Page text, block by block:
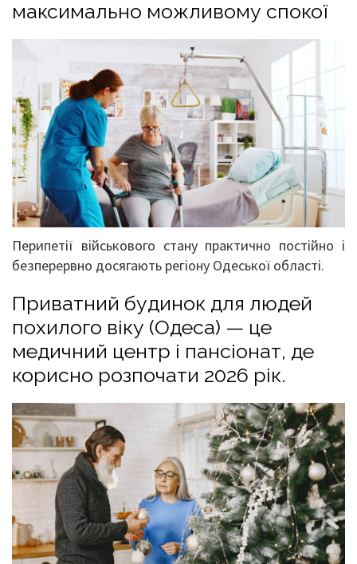
максимально можливому спокої
Перипетії військового стану практично постійно і
безперервно досягають регіону Одеської області.
Приватний будинок для людей
похилого віку (Одеса) — це
медичний центр і пансіонат, де
корисно розпочати 2026 рік.